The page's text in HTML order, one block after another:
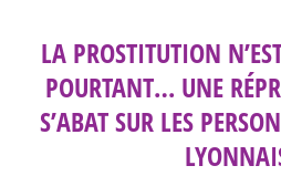
LA PROSTITUTION
POURTANT… UNE
S’ABAT SUR LES